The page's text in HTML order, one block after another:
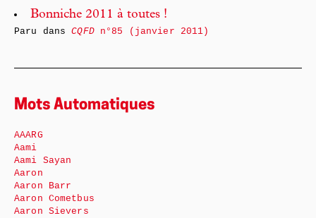
Bonniche 2011 à toutes !
Paru dansCQFDn°85 (janvier 2011)
Mots Automatiques
AAARG
Aami
Aami Sayan
Aaron
Aaron Barr
Aaron Cometbus
Aaron Sievers